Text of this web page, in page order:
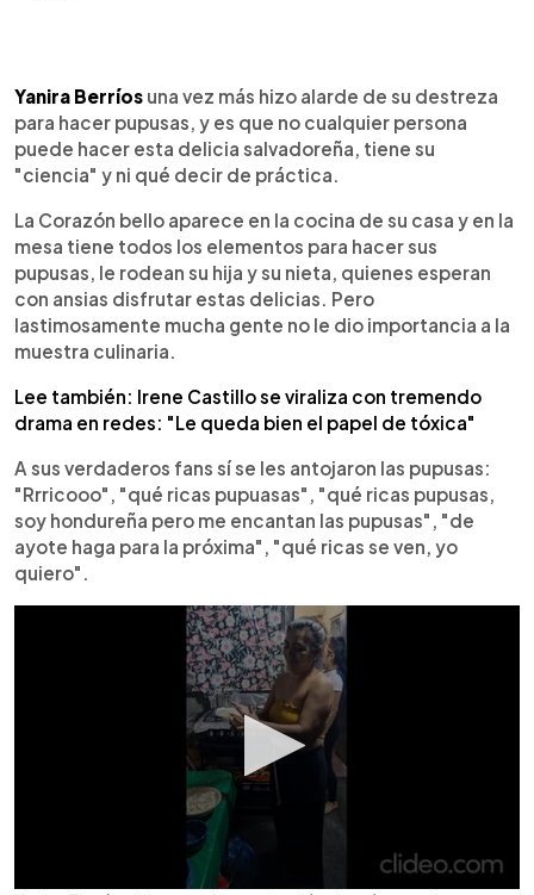
► Escuchar artículo
Yanira Berríos una vez más hizo alarde de su destreza
para hacer pupusas, y es que no cualquier persona
puede hacer esta delicia salvadoreña, tiene su
"ciencia" y ni qué decir de práctica.
La Corazón bello aparece en la cocina de su casa y en la
mesa tiene todos los elementos para hacer sus
pupusas, le rodean su hija y su nieta, quienes esperan
con ansias disfrutar estas delicias. Pero
lastimosamente mucha gente no le dio importancia a la
muestra culinaria.
Lee también: Irene Castillo se viraliza con tremendo
drama en redes: "Le queda bien el papel de tóxica"
A sus verdaderos fans sí se les antojaron las pupusas:
"Rrricooo", "qué ricas pupuasas", "qué ricas pupusas,
soy hondureña pero me encantan las pupusas", "de
ayote haga para la próxima", "qué ricas se ven, yo
quiero".